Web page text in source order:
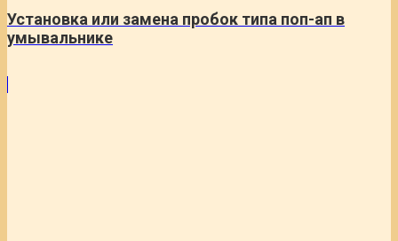
Установка или замена пробок типа поп-ап в
умывальнике